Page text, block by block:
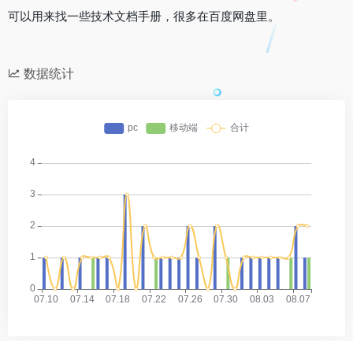
可以用来找一些技术文档手册，很多在百度网盘里。
数据统计